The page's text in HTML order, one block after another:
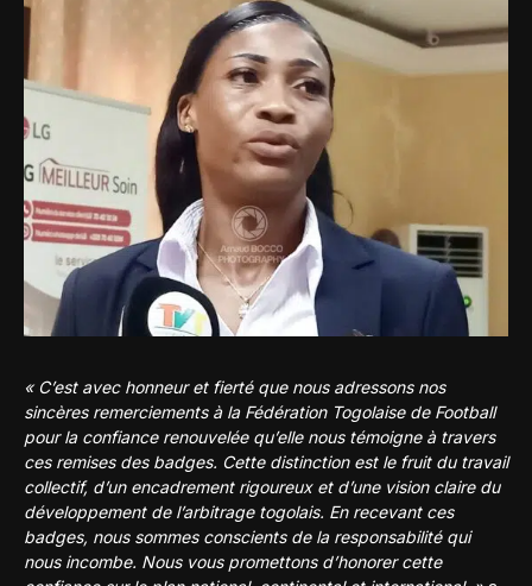
« C’est avec honneur et fierté que nous adressons nos
sincères remerciements à la Fédération Togolaise de Football
pour la confiance renouvelée qu’elle nous témoigne à travers
ces remises des badges. Cette distinction est le fruit du travail
collectif, d’un encadrement rigoureux et d’une vision claire du
développement de l’arbitrage togolais. En recevant ces
badges, nous sommes conscients de la responsabilité qui
nous incombe. Nous vous promettons d’honorer cette